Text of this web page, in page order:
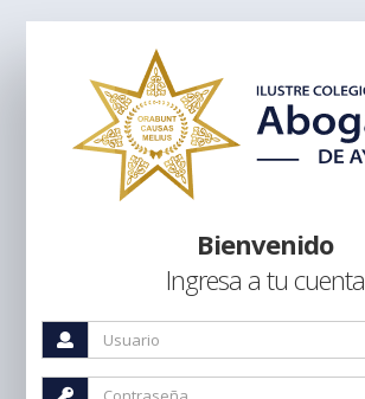
Bienvenido
Ingresa a tu cuenta